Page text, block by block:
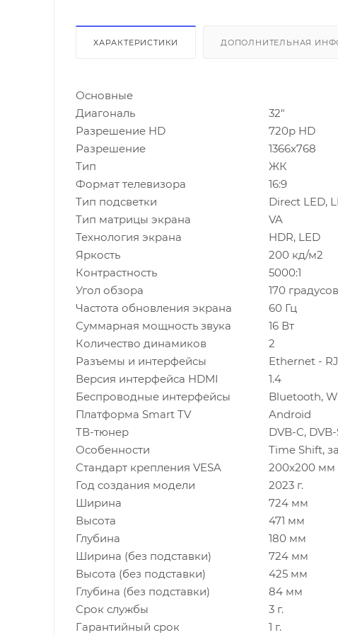
ХАРАКТЕРИСТИКИ ДОПОЛНИТЕЛЬНАЯ
Основные
Диагональ
32"
Разрешение HD
720p HD
Разрешение
1366x768
Тип
ЖК
Формат телевизора
16:9
Тип подсветки
Direct LED,
Тип матрицы экрана
VA
Технология экрана
HDR, LED
Яркость
200 кд/м2
Контрастность
5000:1
Угол обзора
170 градусов
Частота обновления экрана
60 Гц
Суммарная мощность звука
16 Вт
Количество динамиков
2
Разъемы и интерфейсы
Ethernet -
Версия интерфейса HDMI
1.4
Беспроводные интерфейсы
Bluetooth,
Платформа Smart TV
Android
ТВ-тюнер
DVB-C,
Особенности
Time Shift,
Стандарт крепления VESA
200x200 мм
Год создания модели
2023 г.
Ширина
724 мм
Высота
471 мм
Глубина
180 мм
Ширина (без подставки)
724 мм
Высота (без подставки)
425 мм
Глубина (без подставки)
84 мм
Срок службы
3 г.
Гарантийный срок
1 г.